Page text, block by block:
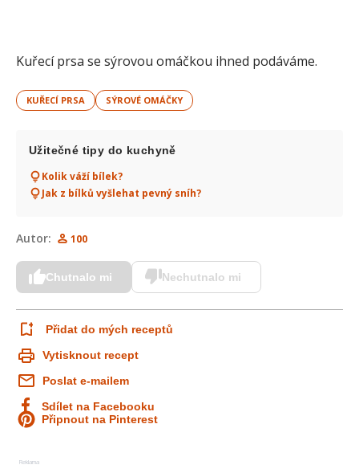
Kuřecí prsa se sýrovou omáčkou ihned podáváme.
KUŘECÍ PRSA SÝROVÉ OMÁČKY
Užitečné tipy do kuchyně
Kolik váží bílek?
Jak z bílků vyšlehat pevný sníh?
Autor: 100
Chutnalo mi Nechutnalo mi
Přidat do mých receptů
Vytisknout recept
Poslat e-mailem
Sdílet na Facebooku
Připnout na Pinterest
Reklama